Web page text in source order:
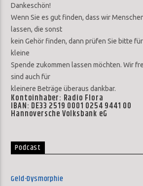
Dankeschön!
Wenn Sie es gut finden, dass wir
lassen, die sonst
kein Gehör finden, dann prüfen Sie bitte
kleine
Spende zukommen lassen möchten. Wir
sind auch für
kleinere Beträge überaus dankbar.
Kontoinhaber: Radio Flora
IBAN: DE33 2519 0001 0254 9441 00
Hannoversche Volksbank eG
Podcast
Geld-Dysmorphie